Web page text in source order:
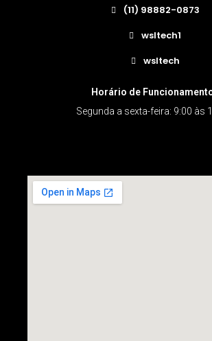
(11) 98882-0873
wsltech1
wsltech
Horário de
Segunda a sexta-feira: 9:00 às